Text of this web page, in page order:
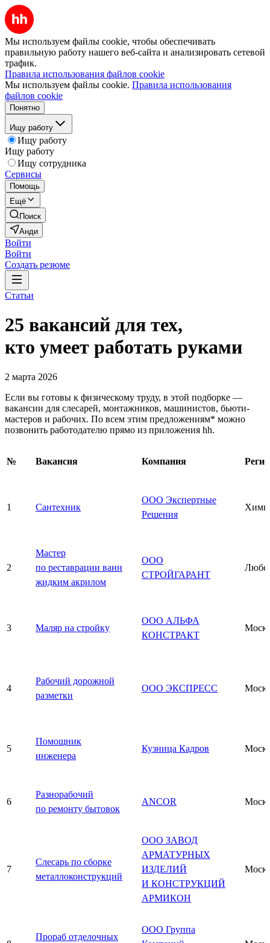
Мы используем файлы cookie, чтобы обеспечивать
правильную работу нашего веб-сайта и анализировать сетевой
трафик.
Правила использования файлов cookie
Мы используем файлы cookie. Правила использования
файлов cookie
Понятно
Ищу работу
Ищу работу
Ищу работу
Ищу сотрудника
Сервисы
Помощь
Ещё
Поиск
Анди
Войти
Войти
Создать резюме
Статьи
25 вакансий для тех,
кто умеет работать руками
2 марта 2026
Если вы готовы к физическому труду, в этой подборке —
вакансии для слесарей, монтажников, машинистов, бьюти-
мастеров и рабочих. По всем этим предложениям* можно
позвонить работодателю прямо из приложения hh.
№ Вакансия Компания
1 Сантехник
ООО Экспертные
Решения
2
Мастер
по реставрации ванн
жидким акрилом
ООО
СТРОЙГАРАНТ
3 Маляр на стройку
ООО АЛЬФА
КОНСТРАКТ
4
Рабочий дорожной
разметки
ООО ЭКСПРЕСС
5
Помощник
инженера
Кузница Кадров
6
Разнорабочий
по ремонту бытовок
ANCOR
7
Слесарь по сборке
металлоконструкций
ООО ЗАВОД
АРМАТУРНЫХ
ИЗДЕЛИЙ
И КОНСТРУКЦИЙ
АРМИКОН
Прораб отделочных
ООО Группа